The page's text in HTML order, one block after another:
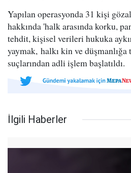
Yapılan operasyonda 31 kişi
hakkında 'halk arasında korku,
tehdit, kişisel verileri hukuka
yaymak, halkı kin ve düşmanlığa
suçlarından adli işlem başlatıldı.
İlgili Haberler